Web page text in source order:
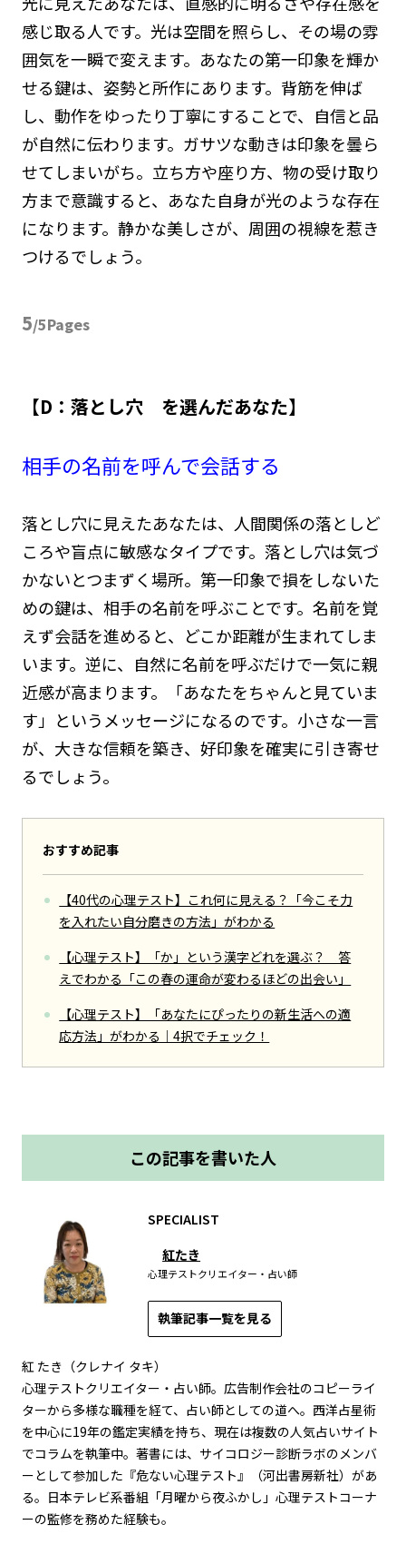
感じ取る人です。光は空間を照らし、その場の雰
囲気を一瞬で変えます。あなたの第一印象を輝か
せる鍵は、姿勢と所作にあります。背筋を伸ば
し、動作をゆったり丁寧にすることで、自信と品
が自然に伝わります。ガサツな動きは印象を曇ら
せてしまいがち。立ち方や座り方、物の受け取り
方まで意識すると、あなた自身が光のような存在
になります。静かな美しさが、周囲の視線を惹き
つけるでしょう。
5/5Pages
【D：落とし穴 を選んだあなた】
相手の名前を呼んで会話する
落とし穴に見えたあなたは、人間関係の落としど
ころや盲点に敏感なタイプです。落とし穴は気づ
かないとつまずく場所。第一印象で損をしないた
めの鍵は、相手の名前を呼ぶことです。名前を覚
えず会話を進めると、どこか距離が生まれてしま
います。逆に、自然に名前を呼ぶだけで一気に親
近感が高まります。「あなたをちゃんと見ていま
す」というメッセージになるのです。小さな一言
が、大きな信頼を築き、好印象を確実に引き寄せ
るでしょう。
おすすめ記事
【40代の心理テスト】これ何に見える？「今こそ力
を入れたい自分磨きの方法」がわかる
【心理テスト】「か」という漢字どれを選ぶ？ 答
えでわかる「この春の運命が変わるほどの出会い」
【心理テスト】「あなたにぴったりの新生活への適
応方法」がわかる｜4択でチェック！
この記事を書いた人
SPECIALIST
紅たき
心理テストクリエイター・占い師
執筆記事一覧を見る
紅 たき（クレナイ タキ）
心理テストクリエイター・占い師。広告制作会社のコピーライ
ターから多様な職種を経て、占い師としての道へ。西洋占星術
を中心に19年の鑑定実績を持ち、現在は複数の人気占いサイト
でコラムを執筆中。著書には、サイコロジー診断ラボのメンバ
ーとして参加した『危ない心理テスト』（河出書房新社）があ
る。日本テレビ系番組「月曜から夜ふかし」心理テストコーナ
ーの監修を務めた経験も。